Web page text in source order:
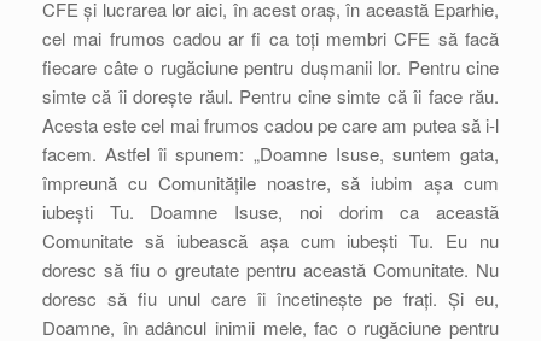
CFE și lucrarea lor aici, în acest oraș, în această Eparhie,
cel mai frumos cadou ar fi ca toți membri CFE să facă
fiecare câte o rugăciune pentru dușmanii lor. Pentru cine
simte că îi dorește răul. Pentru cine simte că îi face rău.
Acesta este cel mai frumos cadou pe care am putea să i-l
facem. Astfel îi spunem: „Doamne Isuse, suntem gata,
împreună cu Comunitățile noastre, să iubim așa cum
iubești Tu. Doamne Isuse, noi dorim ca această
Comunitate să iubească așa cum iubești Tu. Eu nu
doresc să fiu o greutate pentru această Comunitate. Nu
doresc să fiu unul care îi încetinește pe frați. Și eu,
Doamne, în adâncul inimii mele, fac o rugăciune pentru